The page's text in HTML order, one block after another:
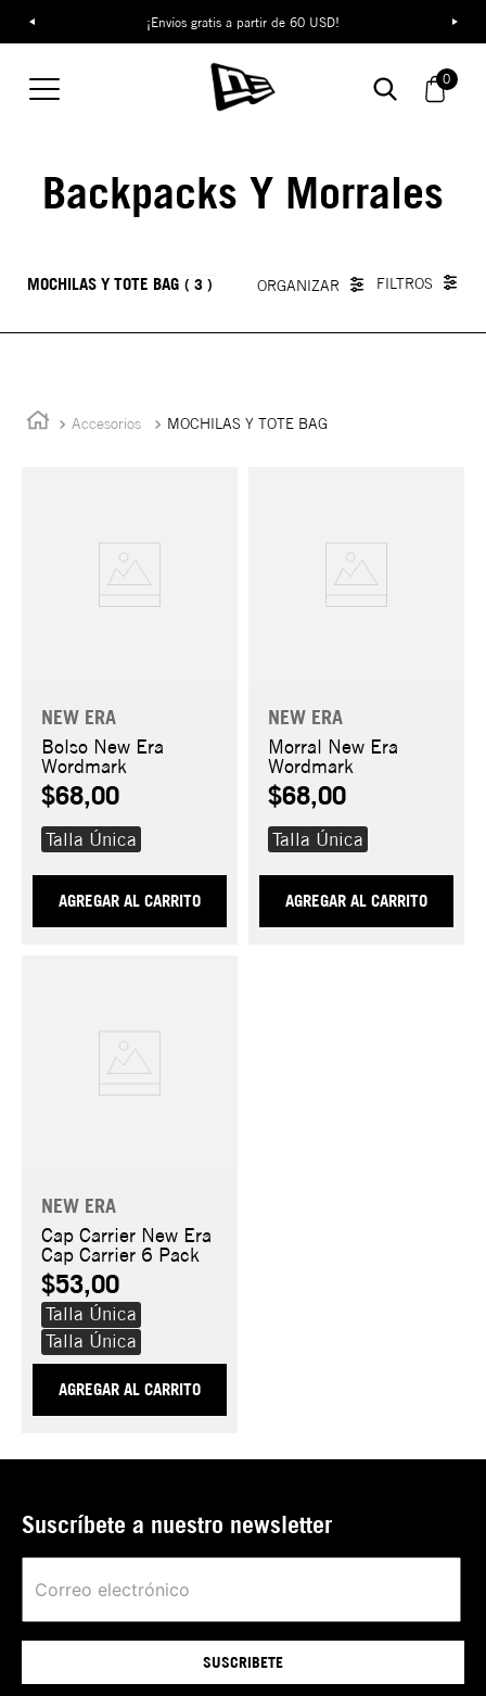
¡Envíos gratis a partir de 60 USD!
0
Backpacks Y Morrales
MOCHILAS Y TOTE BAG 3
Accesorios MOCHILAS Y TOTE BAG
NEW ERA
Bolso New Era
Wordmark
$68,00
Talla Única
AGREGAR AL CARRITO
NEW ERA
Morral New Era
Wordmark
$68,00
Talla Única
AGREGAR AL CARRITO
NEW ERA
Cap Carrier New Era
Cap Carrier 6 Pack
$53,00
Talla Única
Talla Única
AGREGAR AL CARRITO
Suscríbete a nuestro newsletter
SUSCRIBETE